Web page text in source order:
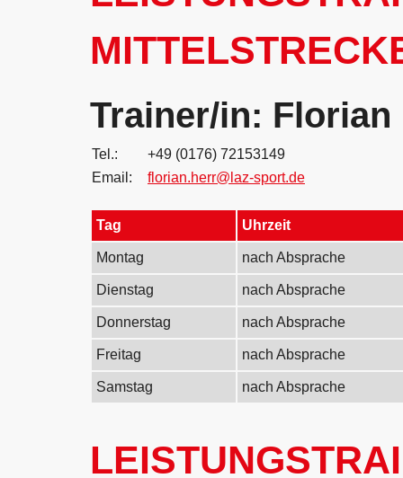
Trainer/in: Florian
Tel.:
+49 (0176) 72153149
Email:
florian.herr@laz-sport.de
Tag Uhrzeit
Montag nach Absprache
Dienstag nach Absprache
Donnerstag nach Absprache
Freitag nach Absprache
Samstag nach Absprache